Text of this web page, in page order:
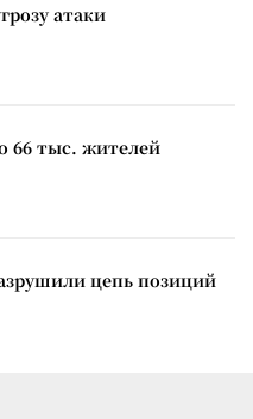
атаки
66 тыс. жителей
цепь позиций